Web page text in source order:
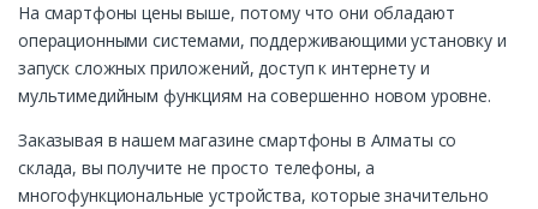
На смартфоны цены выше, потому что они обладают
операционными системами, поддерживающими установку и
запуск сложных приложений, доступ к интернету и
мультимедийным функциям на совершенно новом уровне.
Заказывая в нашем магазине смартфоны в Алматы со
склада, вы получите не просто телефоны, а
многофункциональные устройства, которые значительно